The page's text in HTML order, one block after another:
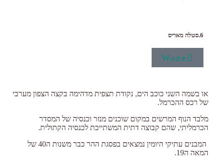
6.סטלה מאריס
Waze
או בשמה השני כוכב הים, נקודת תצפית מדהימה בקצה הצפון מערבי
של רכס ההכרמל.
מלבד הנוף המרשים במקום שוכנים מנזר וכנסיה של המסדר
הכרמליתי, שהם קבוצה דתית המשתייכת לכנסיה הקתולית.
המבנים עתיקי היומין נמצאים בפסגת ההר כבר משנות ה40 של
המאה ה19.